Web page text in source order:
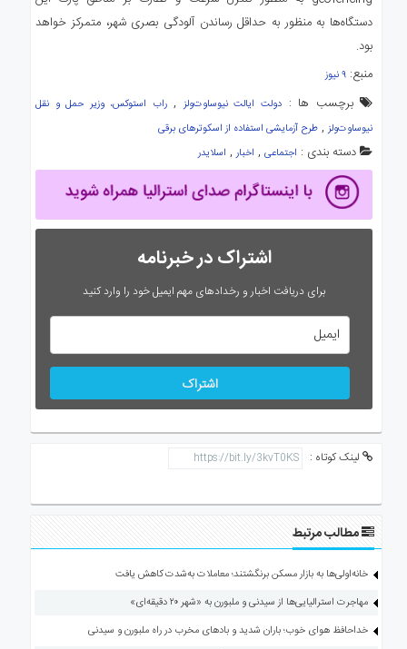
دستگاه‌ها به منظور به حداقل رساندن آلودگی بصری شهر، متمرکز خواهد
بود.
منبع: ۹ نیوز
برچسب ها : دولت ایالت نیوساوت‌ولز ,راب استوکس، وزیر حمل و نقل
نیوساوت‌ولز, طرح آزمایشی استفاده از اسکوترهای برقی
دسته بندی : اجتماعی, اخبار, اسلایدر
اشتراک در خبرنامه
برای دریافت اخبار و رخدادهای مهم ایمیل خود را وارد کنید
اشتراک
لینک کوتاه :
مطالب مرتبط
خانه‌اولی‌ها به بازار مسکن برنگشتند؛ معاملات به‌شدت کاهش یافت
مهاجرت استرالیایی‌ها از سیدنی و ملبورن به «شهر ۲۰ دقیقه‌ای»
خداحافظ هوای خوب؛ باران شدید و بادهای مخرب در راه ملبورن و سیدنی